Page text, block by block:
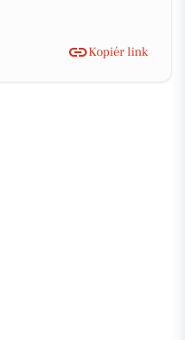
Kopiér link